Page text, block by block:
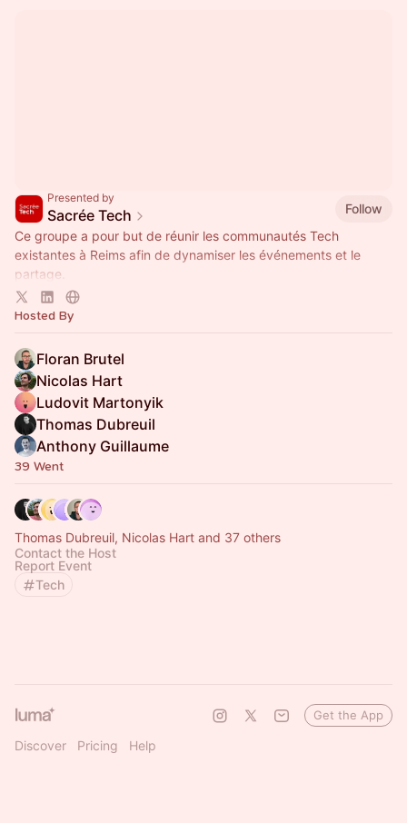
Presented by
Sacrée Tech
Follow
Ce groupe a pour but de réunir les communautés Tech
existantes à Reims afin de dynamiser les événements et le
partage.
Discord :https://discordapp.com/invite/vuswXXX
Email : hello@sacreetech.fr
Hosted By
Floran Brutel
Nicolas Hart
Ludovit Martonyik
Thomas Dubreuil
Anthony Guillaume
39 Went
Thomas Dubreuil, Nicolas Hart and 37 others
Contact the Host
Report Event
Tech
Discover Pricing Help
Get the App